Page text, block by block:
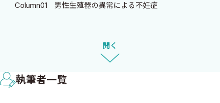
また本書の企画以来，中外医学社の皆様方からは献身的なご協
兵庫医科大学医学部産科婦人科学講座主任教授
兵庫医科大学病院生殖医療センター長
Column01 男性生殖器の異常による不妊症
精子の構造について教えてください． ＜藤ノ木政勝＞
Column02 種による精子形態の相違
開く
執筆者一覧